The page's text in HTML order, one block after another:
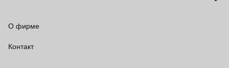
О фирме
Контакт